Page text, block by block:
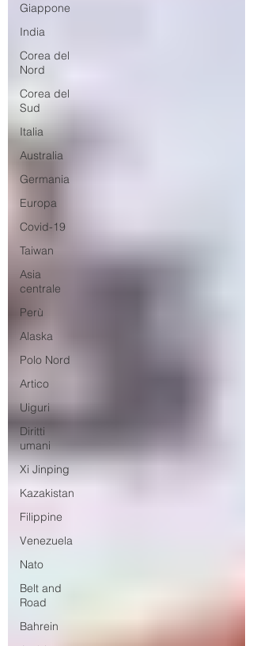
Giappone
India
Corea del
Nord
Corea del
Sud
Italia
Australia
Germania
Europa
Covid-19
Taiwan
Asia
centrale
Perù
Alaska
Polo Nord
Artico
Uiguri
Diritti
umani
Xi Jinping
Kazakistan
Filippine
Venezuela
Nato
Belt and
Road
Bahrein